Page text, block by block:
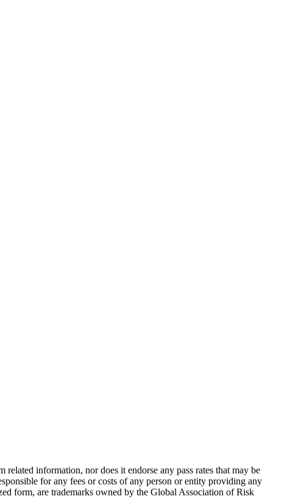
information, nor does it endorse any pass rates that may be
for any fees or costs of any person or entity providing any
form, are trademarks owned by the Global Association of Risk